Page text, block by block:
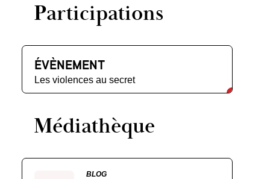
Participations
ÉVÈNEMENT
Les violences au secret
Médiathèque
BLOG